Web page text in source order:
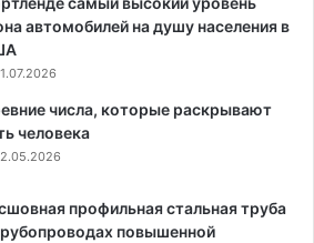
автомобилей на душу населения в
числа, которые раскрывают
человека
профильная стальная труба
повышенной